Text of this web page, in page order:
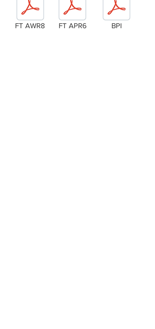
FT AWR8 FT APR6 BPI